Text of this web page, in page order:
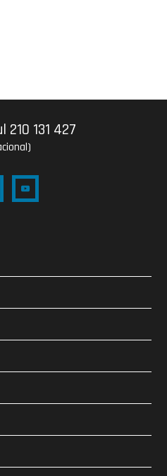
210 131 427